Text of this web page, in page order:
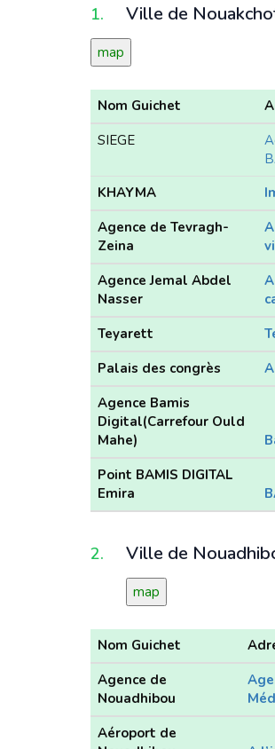
1. Ville de
map
Nom Guichet
SIEGE
KHAYMA
Agence de Tevragh-
Zeina
Agence Jemal Abdel
Nasser
Teyarett
Palais des congrès
Agence Bamis
Digital(Carrefour Ould
Mahe)
Point BAMIS DIGITAL
Emira
2. Ville de
map
Nom Guichet
Agence de
Nouadhibou
Aéroport de